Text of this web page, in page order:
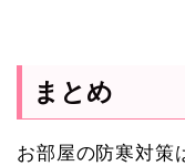
まとめ
お部屋の防寒対策